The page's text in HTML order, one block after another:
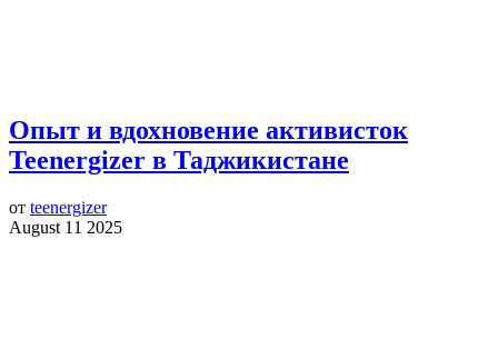
Опыт и вдохновение активисток
Teenergizer в Таджикистане
от teenergizer
August 11 2025